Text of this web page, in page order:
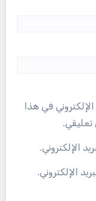
في هذا
تعليقي.
الإلكتروني.
الإلكتروني.